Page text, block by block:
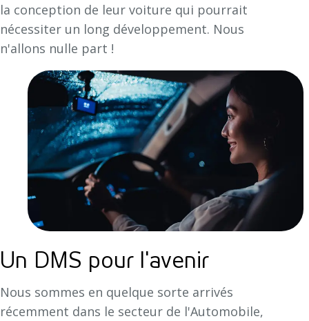
la conception de leur voiture qui pourrait
nécessiter un long développement. Nous
n'allons nulle part !
Un DMS pour l'avenir
Nous sommes en quelque sorte arrivés
récemment dans le secteur de l'Automobile,